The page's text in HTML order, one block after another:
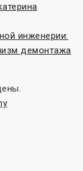
инженерии:
демонтажа